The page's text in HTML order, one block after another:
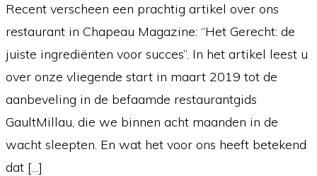
Recent verscheen een prachtig artikel over ons
restaurant in Chapeau Magazine: “Het Gerecht: de
juiste ingrediënten voor succes”. In het artikel leest u
over onze vliegende start in maart 2019 tot de
aanbeveling in de befaamde restaurantgids
GaultMillau, die we binnen acht maanden in de
wacht sleepten. En wat het voor ons heeft betekend
dat […]